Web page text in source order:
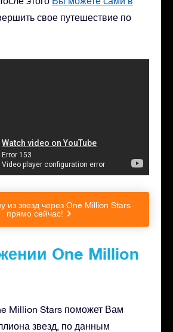
свое путешествие по
из звезд через One Million Stars
прямо сейчас!
One Million
Million Stars поможет Вам
звезд, по данным